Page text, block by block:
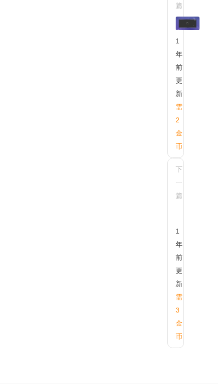
篇
1
年
前
更
新
需
2
金
币
下
一
篇
AX-
TREE
使用
数据
1
年
前
更
新
需
3
金
币